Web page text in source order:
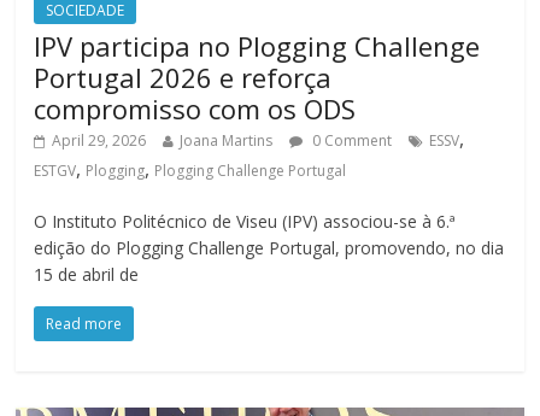
SOCIEDADE
IPV participa no Plogging Challenge
Portugal 2026 e reforça
compromisso com os ODS
April 29, 2026 Joana Martins 0 Comment ESSV,
ESTGV, Plogging, Plogging Challenge Portugal
O Instituto Politécnico de Viseu (IPV) associou-se à 6.ª
edição do Plogging Challenge Portugal, promovendo, no dia
15 de abril de
Read more